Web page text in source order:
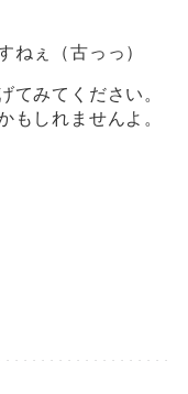
ぇ（古っっ）
てみてください。
もしれませんよ。